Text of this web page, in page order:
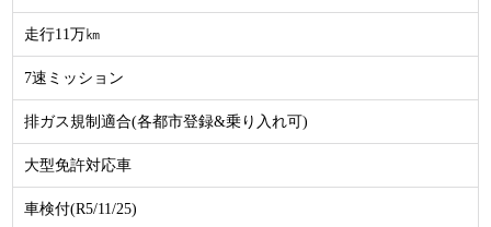
走行11万㎞
7速ミッション
排ガス規制適合(各都市登録&乗り入れ可)
大型免許対応車
車検付(R5/11/25)